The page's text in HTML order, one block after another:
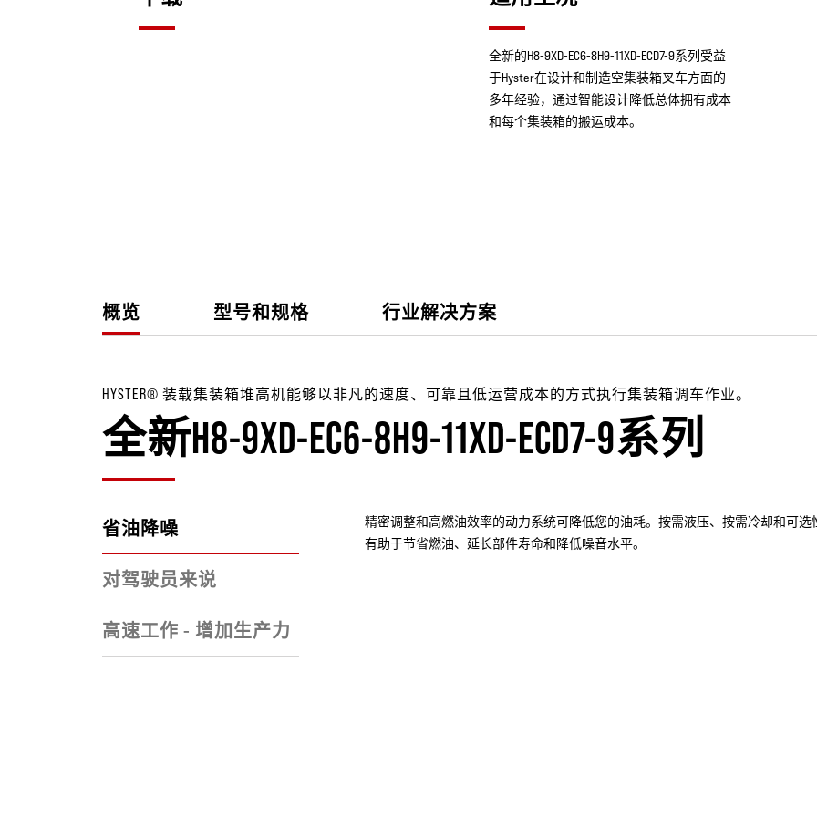
全新的H8-9XD-EC6-8H9-11XD-ECD7-9系列受益
于Hyster在设计和制造空集装箱叉车方面的
多年经验，通过智能设计降低总体拥有成本
和每个集装箱的搬运成本。
概览 型号和规格 行业解决方案
HYSTER® 装载集装箱堆高机能够以非凡的速度、可靠且低运营成本的方式执行集装箱调车作业。
全新H8-9XD-EC6-8H9-11XD-ECD7-9系列
省油降噪
对驾驶员来说
高速工作 - 增加生产力
精密调整和高燃油效率的动力系统可降低您的油耗。按需液压、按需冷却和可选
有助于节省燃油、延长部件寿命和降低噪音水平。